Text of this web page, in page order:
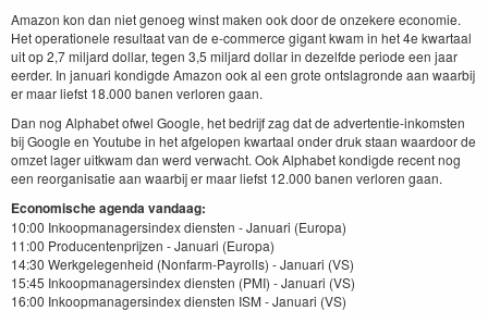
Amazon kon dan niet genoeg winst maken ook door de onzekere economie.
Het operationele resultaat van de e-commerce gigant kwam in het 4e kwartaal
uit op 2,7 miljard dollar, tegen 3,5 miljard dollar in dezelfde periode een jaar
eerder. In januari kondigde Amazon ook al een grote ontslagronde aan waarbij
er maar liefst 18.000 banen verloren gaan.
Dan nog Alphabet ofwel Google, het bedrijf zag dat de advertentie-inkomsten
bij Google en Youtube in het afgelopen kwartaal onder druk staan waardoor de
omzet lager uitkwam dan werd verwacht. Ook Alphabet kondigde recent nog
een reorganisatie aan waarbij er maar liefst 12.000 banen verloren gaan.
Economische agenda vandaag:
10:00 Inkoopmanagersindex diensten - Januari (Europa)
11:00 Producentenprijzen - Januari (Europa)
14:30 Werkgelegenheid (Nonfarm-Payrolls) - Januari (VS)
15:45 Inkoopmanagersindex diensten (PMI) - Januari (VS)
16:00 Inkoopmanagersindex diensten ISM - Januari (VS)